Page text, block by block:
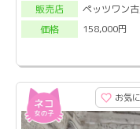
販売店
ペッツワン
価格
158,000円
お気